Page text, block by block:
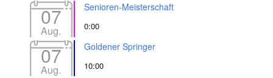
07
Aug.
Senioren-Meisterschaft
0:00
07
Aug.
Goldener Springer
10:00